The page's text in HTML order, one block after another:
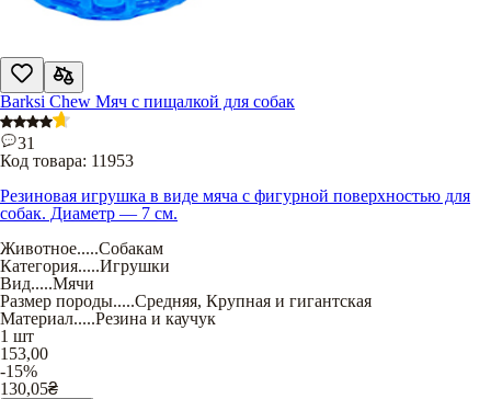
Barksi Chew Мяч с пищалкой для собак
31
Код товара: 11953
Резиновая игрушка в виде мяча с фигурной поверхностью для
собак. Диаметр — 7 см.
Животное.....Собакам
Категория.....Игрушки
Вид.....Мячи
Размер породы.....Средняя, Крупная и гигантская
Материал.....Резина и каучук
1 шт
153,00
-15%
130,05₴